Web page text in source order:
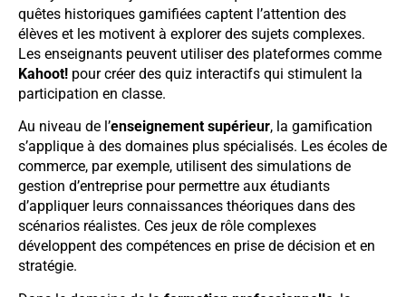
quêtes historiques gamifiées captent l’attention des
élèves et les motivent à explorer des sujets complexes.
Les enseignants peuvent utiliser des plateformes comme
Kahoot! pour créer des quiz interactifs qui stimulent la
participation en classe.
Au niveau de l’enseignement supérieur, la gamification
s’applique à des domaines plus spécialisés. Les écoles de
commerce, par exemple, utilisent des simulations de
gestion d’entreprise pour permettre aux étudiants
d’appliquer leurs connaissances théoriques dans des
scénarios réalistes. Ces jeux de rôle complexes
développent des compétences en prise de décision et en
stratégie.